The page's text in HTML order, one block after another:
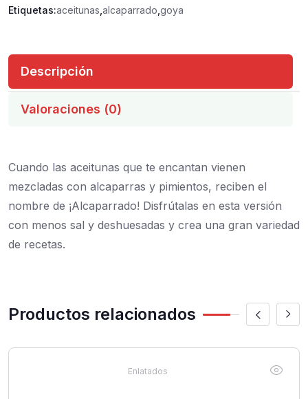
Etiquetas:aceitunas alcaparrado goya
Descripción
Valoraciones (0)
Cuando las aceitunas que te encantan vienen
mezcladas con alcaparras y pimientos, reciben el
nombre de ¡Alcaparrado! Disfrútalas en esta versión
con menos sal y deshuesadas y crea una gran variedad
de recetas.
Productos relacionados
Enlatados